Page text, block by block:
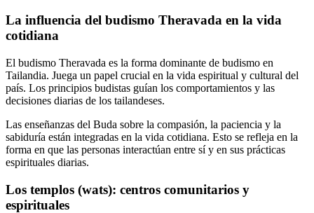
La influencia del budismo Theravada en la vida
cotidiana
El budismo Theravada es la forma dominante de budismo en
Tailandia. Juega un papel crucial en la vida espiritual y cultural del
país. Los principios budistas guían los comportamientos y las
decisiones diarias de los tailandeses.
Las enseñanzas del Buda sobre la compasión, la paciencia y la
sabiduría están integradas en la vida cotidiana. Esto se refleja en la
forma en que las personas interactúan entre sí y en sus prácticas
espirituales diarias.
Los templos (wats): centros comunitarios y
espirituales